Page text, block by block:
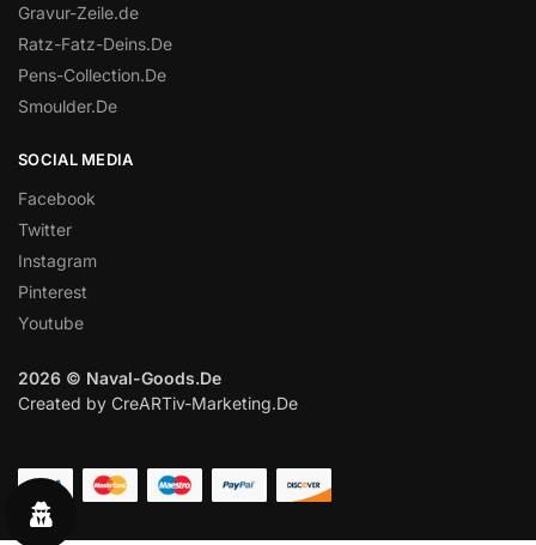
Gravur-Zeile.de
Ratz-Fatz-Deins.De
Pens-Collection.De
Smoulder.De
SOCIAL MEDIA
Facebook
Twitter
Instagram
Pinterest
Youtube
2026 © Naval-Goods.De
Created by CreARTiv-Marketing.De